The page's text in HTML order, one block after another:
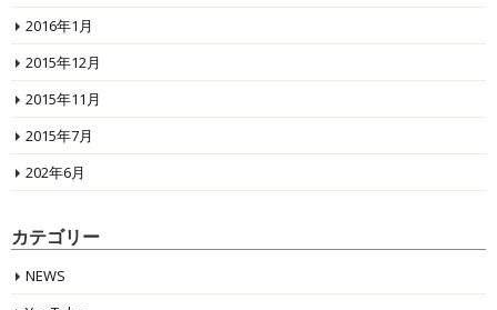
2016年1月
2015年12月
2015年11月
2015年7月
202年6月
カテゴリー
NEWS